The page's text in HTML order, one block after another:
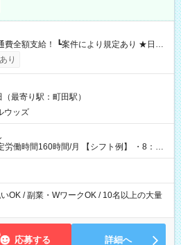
┗働いたその日に現金GET♪ お仕事後はコ
引き落とせます！ 【試用期間】試
り
最寄り駅：町田駅）
ウッズ
時間/月 【シフト例】 ・8：00
OK / 副業・WワークOK / 10名以上の大量
応募する 詳細へ